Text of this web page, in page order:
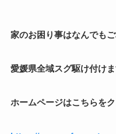
家のお困り事はなんでも
愛媛県全域スグ駆け付け
ホームページはこちらを